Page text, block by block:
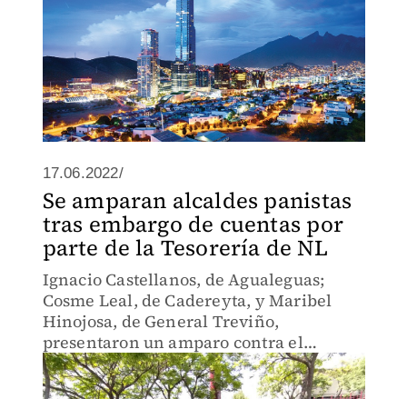
17.06.2022/
Se amparan alcaldes panistas
tras embargo de cuentas por
parte de la Tesorería de NL
Ignacio Castellanos, de Agualeguas;
Cosme Leal, de Cadereyta, y Maribel
Hinojosa, de General Treviño,
presentaron un amparo contra el
embargo.